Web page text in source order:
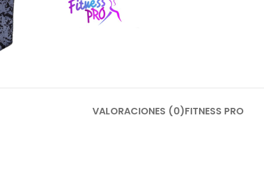
VALORACIONES (0)FITNESS PRO